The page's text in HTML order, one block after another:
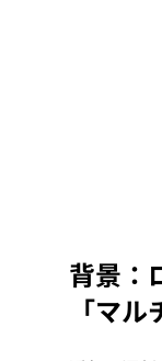
背景：
「マ